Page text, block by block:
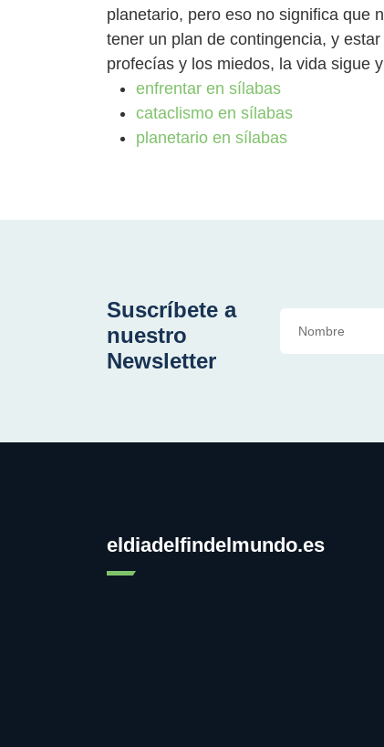
planetario, pero eso no significa que
tener un plan de contingencia, y
profecías y los miedos, la vida sigue
enfrentar en sílabas
cataclismo en sílabas
planetario en sílabas
Suscríbete a
nuestro
Newsletter
eldiadelfindelmundo.es